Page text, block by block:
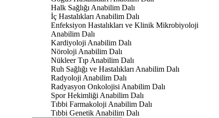
Halk Sağlığı Anabilim Dalı
İç Hastalıkları Anabilim Dalı
Enfeksiyon Hastalıkları ve Klinik Mikrobiyoloji
Anabilim Dalı
Kardiyoloji Anabilim Dalı
Nöroloji Anabilim Dalı
Nükleer Tıp Anabilim Dalı
Ruh Sağlığı ve Hastalıkları Anabilim Dalı
Radyoloji Anabilim Dalı
Radyasyon Onkolojisi Anabilim Dalı
Spor Hekimliği Anabilim Dalı
Tıbbi Farmakoloji Anabilim Dalı
Tıbbi Genetik Anabilim Dalı